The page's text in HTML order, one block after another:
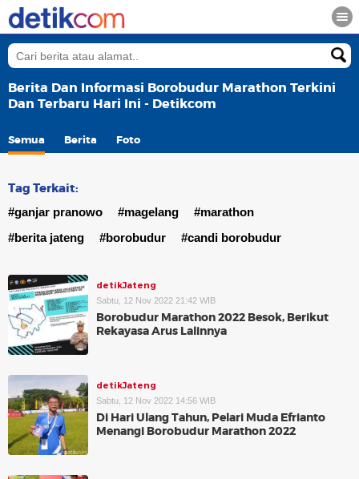
Berita Dan Informasi Borobudur Marathon Terkini
Dan Terbaru Hari Ini - Detikcom
Semua Berita Foto
Tag Terkait:
#ganjar pranowo #magelang
#marathon
#berita jateng
#borobudur #candi borobudur
detikJateng
Sabtu, 12 Nov 2022 21:42 WIB
Borobudur Marathon 2022 Besok, Berikut
Rekayasa Arus Lalinnya
detikJateng
Sabtu, 12 Nov 2022 14:56 WIB
Di Hari Ulang Tahun, Pelari Muda Efrianto
Menangi Borobudur Marathon 2022